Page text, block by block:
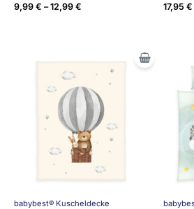
9,99 € –12,99 € 17,95 €
babybest® Kuscheldecke